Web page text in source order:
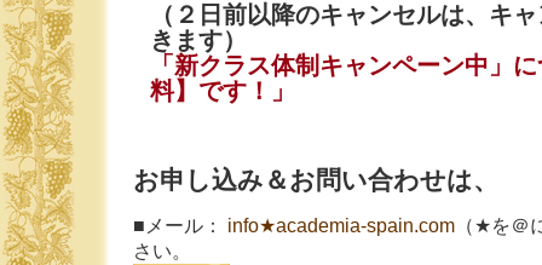
（２日前以降のキャンセルは、キ
きます）
「新クラス体制キャンペーン中」
料】です！」
お申し込み＆お問い合わせは、
■メール： info★academia-spain.com （★を＠
さい。